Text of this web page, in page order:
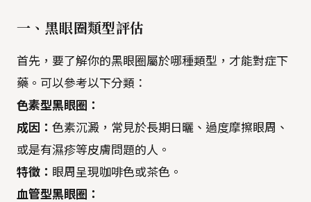
一、黑眼圈類型評估
首先，要了解你的黑眼圈屬於哪種類型，才能對症下
藥。可以參考以下分類：
色素型黑眼圈：
成因： 色素沉澱，常見於長期日曬、過度摩擦眼周、
或是有濕疹等皮膚問題的人。
特徵： 眼周呈現咖啡色或茶色。
血管型黑眼圈：